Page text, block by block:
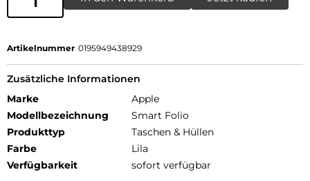
Artikelnummer 0195949438929
Zusätzliche Informationen
Marke
Apple
Modellbezeichnung
Smart Folio
Produkttyp
Taschen & Hüllen
Farbe
Lila
Verfügbarkeit
sofort verfügbar